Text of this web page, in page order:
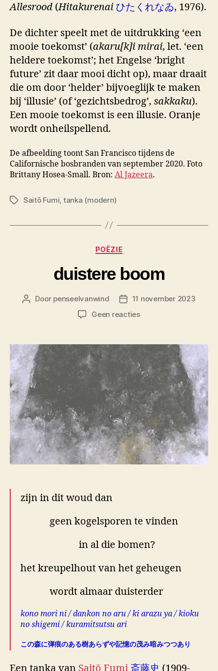
Allesrood (Hitakurenai ひたくれなゐ, 1976).
De dichter speelt met de uitdrukking ‘een
mooie toekomst’ (akaru[k]i mirai, let. ‘een
heldere toekomst’; het Engelse ‘bright
future’ zit daar mooi dicht op), maar draait
die om door ‘helder’ bijvoeglijk te maken
bij ‘illusie’ (of ‘gezichtsbedrog’, sakkaku).
Een mooie toekomst is een illusie. Oranje
wordt onheilspellend.
De afbeelding toont San Francisco tijdens de
Californische bosbranden van september 2020. Foto
Brittany Hosea-Small. Bron: Al Jazeera.
TagsSaitō Fumi, tanka (modern)
Categorieën
POËZIE
duistere boom
Berichtauteur
Door penseelvanwind Berichtdatum
11 november 2023
Geen reactiesop
zijn in dit woud dan
geen kogelsporen te vinden
in al die bomen?
het kreupelhout van het geheugen
wordt almaar duisterder
kono mori ni / dankon no aru / ki arazu ya / kioku
no shigemi / kuramitsutsu ari
この森に弾痕のある樹あらずや記憶の茂み暗みつつあり
Een tanka van Saitō Fumi 斎藤史 (1909-